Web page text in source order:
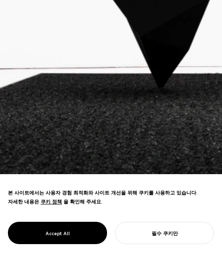
PROJECT
ZENBLACK
정" 프로젝트. 탄소 나노튜브가 1200년 칠기
전통과 만나다—고대 공예의 혁신.
본 사이트에서는 사용자 경험 최적화와 사이트 개선을 위해 쿠키를 사용하고 있습니다.
자세한 내용은 쿠키 정책
쿠키 정책 을 확인해 주세요.
Accept All 필수 쿠키만